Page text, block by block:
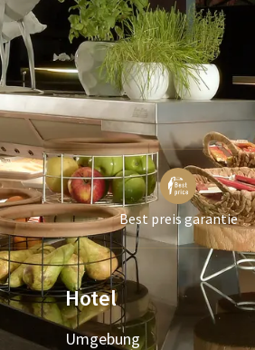
Best preis garantie
Hotel
Umgebung